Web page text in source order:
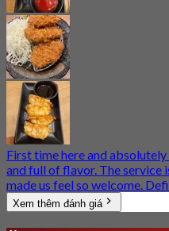
First time here and
and full of flavor. The
made us feel so welcome.
Xem thêm đánh giá